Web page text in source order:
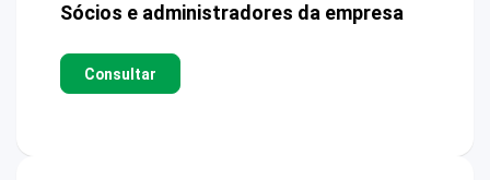
Sócios e administradores da empresa
Consultar